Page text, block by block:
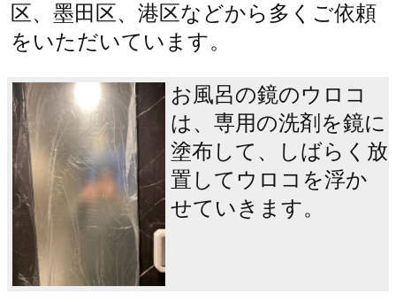
区、墨田区、港区などから多くご依頼
をいただいています。
お風呂の鏡のウロコ
は、専用の洗剤を鏡に
塗布して、しばらく放
置してウロコを浮か
せていきます。